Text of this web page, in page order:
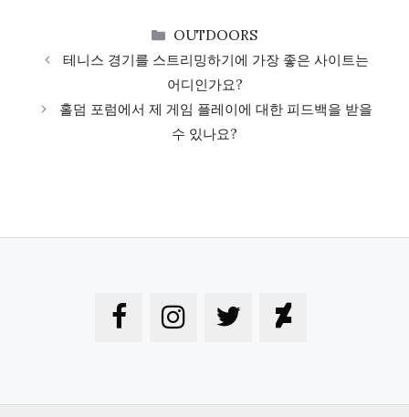
CATEGORIES
OUTDOORS
테니스 경기를 스트리밍하기에 가장 좋은 사이트는
어디인가요?
홀덤 포럼에서 제 게임 플레이에 대한 피드백을 받을
수 있나요?